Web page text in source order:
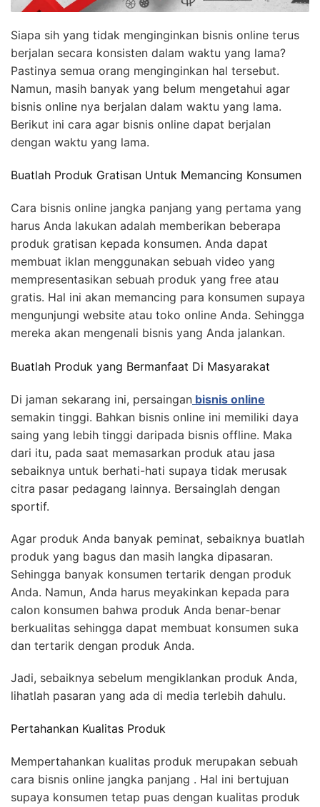
Siapa sih yang tidak menginginkan bisnis online terus
berjalan secara konsisten dalam waktu yang lama?
Pastinya semua orang menginginkan hal tersebut.
Namun, masih banyak yang belum mengetahui agar
bisnis online nya berjalan dalam waktu yang lama.
Berikut ini cara agar bisnis online dapat berjalan
dengan waktu yang lama.
Buatlah Produk Gratisan Untuk Memancing Konsumen
Cara bisnis online jangka panjang yang pertama yang
harus Anda lakukan adalah memberikan beberapa
produk gratisan kepada konsumen. Anda dapat
membuat iklan menggunakan sebuah video yang
mempresentasikan sebuah produk yang free atau
gratis. Hal ini akan memancing para konsumen supaya
mengunjungi website atau toko online Anda. Sehingga
mereka akan mengenali bisnis yang Anda jalankan.
Buatlah Produk yang Bermanfaat Di Masyarakat
Di jaman sekarang ini, persaingan bisnis online
semakin tinggi. Bahkan bisnis online ini memiliki daya
saing yang lebih tinggi daripada bisnis offline. Maka
dari itu, pada saat memasarkan produk atau jasa
sebaiknya untuk berhati-hati supaya tidak merusak
citra pasar pedagang lainnya. Bersainglah dengan
sportif.
Agar produk Anda banyak peminat, sebaiknya buatlah
produk yang bagus dan masih langka dipasaran.
Sehingga banyak konsumen tertarik dengan produk
Anda. Namun, Anda harus meyakinkan kepada para
calon konsumen bahwa produk Anda benar-benar
berkualitas sehingga dapat membuat konsumen suka
dan tertarik dengan produk Anda.
Jadi, sebaiknya sebelum mengiklankan produk Anda,
lihatlah pasaran yang ada di media terlebih dahulu.
Pertahankan Kualitas Produk
Mempertahankan kualitas produk merupakan sebuah
cara bisnis online jangka panjang . Hal ini bertujuan
supaya konsumen tetap puas dengan kualitas produk